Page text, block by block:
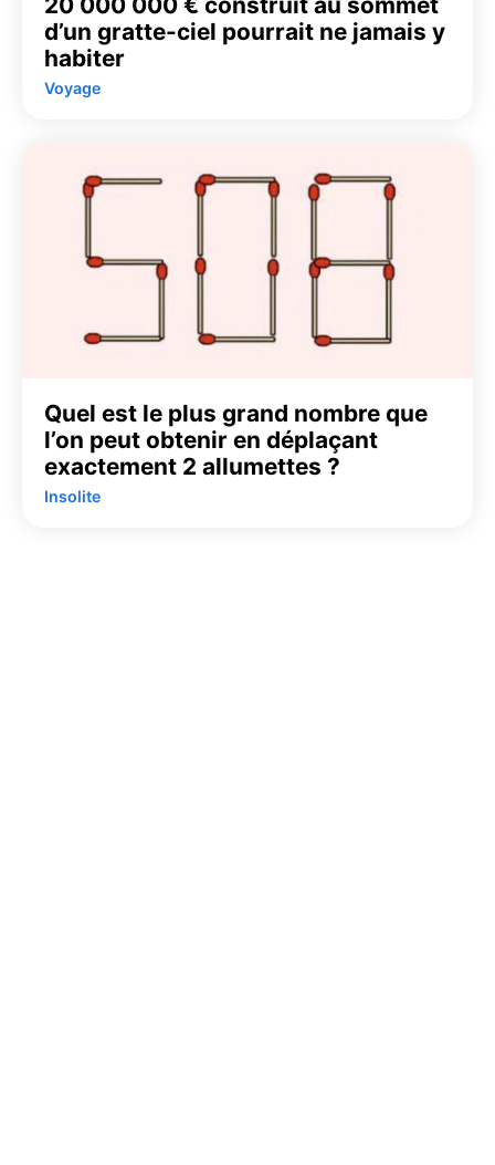
d’un gratte-ciel pourrait ne jamais y
habiter
Voyage
Quel est le plus grand nombre que
l’on peut obtenir en déplaçant
exactement 2 allumettes ?
Insolite